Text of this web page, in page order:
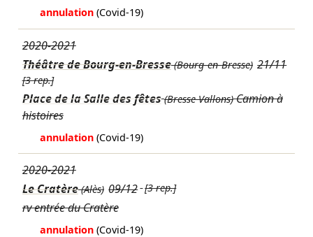
annulation (Covid-19)
2020-2021
Théâtre de Bourg-en-Bresse(Bourg-en-Bresse) 21/11
[3 rep.]
Place de la Salle des fêtes (Bresse Vallons) Camion à
histoires
annulation (Covid-19)
2020-2021
Le Cratère(Alès) 09/12 [3 rep.]
rv entrée du Cratère
annulation (Covid-19)